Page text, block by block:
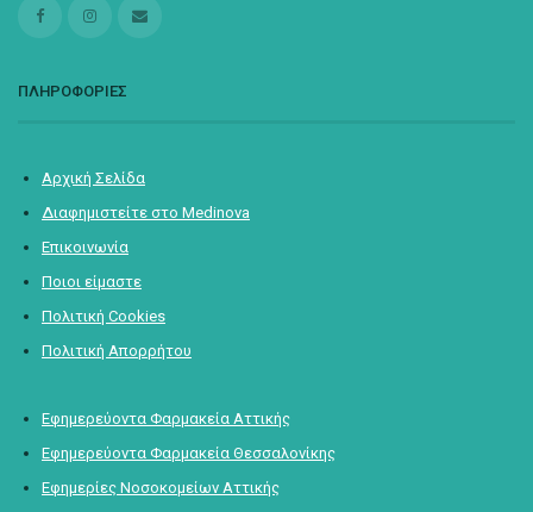
ΠΛΗΡΟΦΟΡΙΕΣ
Αρχική Σελίδα
Διαφημιστείτε στο Medinova
Επικοινωνία
Ποιοι είμαστε
Πολιτική Cookies
Πολιτική Απορρήτου
Εφημερεύοντα Φαρμακεία Αττικής
Εφημερεύοντα Φαρμακεία Θεσσαλονίκης
Εφημερίες Νοσοκομείων Αττικής